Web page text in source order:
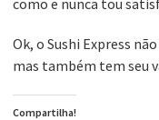
como e nunca tou
Ok, o Sushi Express
mas também tem seu
Compartilha!